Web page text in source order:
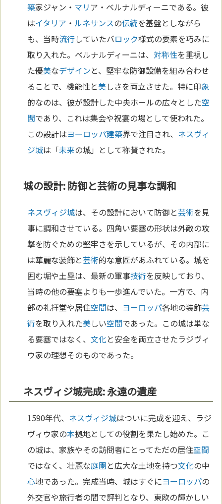
築家ジャン・ マリア・ベルナルディーニである。彼
はイタリア ・ ルネサンスの伝統を基盤としながら
も、当時流行していたバロック様式の要素を巧みに
取り入れた。ベルナルディーニは、対称性を重視し
た優美なデザインと、堅牢な防御設備を組み合わせ
ることで、機能性と美しさを両立させた。特に印象
的なのは、彼が設計した中央ホールの広々とした空
間であり、これは集会や祝宴の場として使われた。
この設計はヨーロッパ建築界で注目され、 ネスヴィ
ジ城は「未来の城」として称賛された。
城の設計: 防御と芸術の見事な調和
ネスヴィジ城は、その設計において防御と芸術を見
事に調和させている。四角い要塞の形状は外敵の攻
撃を防ぐための堅牢さを示しているが、その内部に
は華麗な装飾と芸術的な意匠があふれている。城を
囲む堀や土塁は、最新の軍事技術を反映しており、
当時の他の要塞よりも一歩進んでいた。一方で、内
部の礼拝堂や居住空間は、 ヨーロッパ各地の装飾芸
術を取り入れた美しい空間であった。この城は単な
る要塞ではなく、文化と安全を両立させたラジヴィ
ウ家の理想そのものであった。
ネスヴィジ城完成: 永遠の遺産
1590年代、 ネスヴィジ城はついに完成を迎え、ラジ
ヴィウ家の本拠地としての役割を果たし始めた。こ
の城は、家族やその訪問者にとってただの居住空間
ではなく、壮麗な庭園と広大な土地を持つ文化の中
心地であった。完成当時、城はすぐにヨーロッパの
外交官や旅行者の間で評判となり、東欧の輝かしい